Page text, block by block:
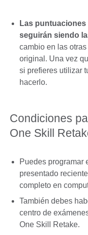
Las puntuaciones
seguirán siendo
cambio en las
original. Una vez
si prefieres utilizar
hacerlo.
Condiciones
One Skill
Puedes programar
presentado
completo en
También debes
centro de
One Skill Retake.